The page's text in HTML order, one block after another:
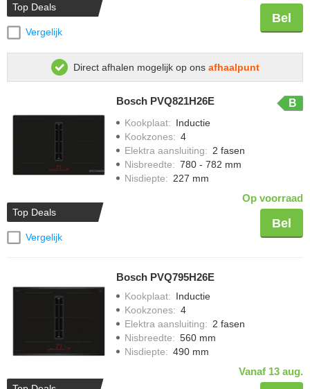
Top Deals
Vergelijk
Bel
Direct afhalen mogelijk op ons afhaalpunt
Top Deals
Vergelijk
Bosch PVQ821H26E B
Kookplaat: Inductie
Kookzones: 4
Elektra aansluiting: 2 fasen
Nisbreedte: 780 - 782 mm
Nisdiepte: 227 mm
Op voorraad
Bel
Bosch PVQ795H26E
Kookplaat: Inductie
Kookzones: 4
Elektra aansluiting: 2 fasen
Nisbreedte: 560 mm
Nisdiepte: 490 mm
Vanaf 13 aug.